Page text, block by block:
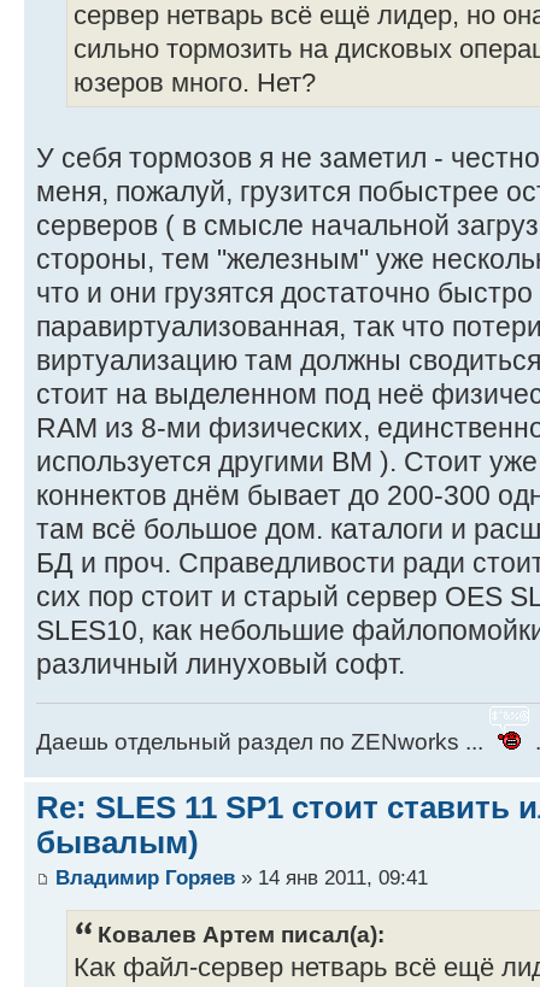
сервер нетварь всё ещё лидер, но
сильно тормозить на дисковых
юзеров много. Нет?
У себя тормозов я не заметил -
меня, пожалуй, грузится побыстрее
серверов ( в смысле начальной
стороны, тем "железным" уже
что и они грузятся достаточно быстро
паравиртуализованная, так что
виртуализацию там должны
стоит на выделенном под неё
RAM из 8-ми физических,
используется другими ВМ ). Стоит
коннектов днём бывает до 200-300
там всё большое дом. каталоги и
БД и проч. Справедливости ради
сих пор стоит и старый сервер OES
SLES10, как небольшие
различный линуховый софт.
Даешь отдельный раздел по ZENworks ...
Re: SLES 11 SP1 стоит ставить
бывалым)
Владимир Горяев » 14 янв 2011, 09:41
Ковалев Артем писал(а):
Как файл-сервер нетварь всё ещё